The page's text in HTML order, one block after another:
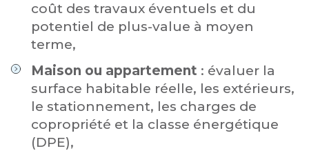
coût des travaux éventuels et du
potentiel de plus-value à moyen
terme,
Maison ou appartement : évaluer la
surface habitable réelle, les extérieurs,
le stationnement, les charges de
copropriété et la classe énergétique
(DPE),